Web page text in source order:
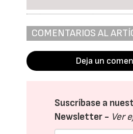
COMENTARIOS AL
Deja un
Suscríbase a
Newsletter - Ver